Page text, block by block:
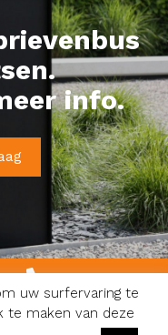
info.
uw surfervaring te
te maken van deze